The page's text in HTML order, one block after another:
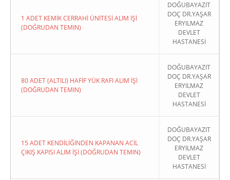
1 ADET KEMİK CERRAHİ ÜNİTESİ ALIM İŞİ
(DOĞRUDAN TEMIN)
DOĞUBAYAZIT
DOÇ DR.YAŞAR
ERYILMAZ
DEVLET
HASTANESİ
80 ADET (ALTILI) HAFİF YÜK RAFI ALIM İŞİ
(DOĞRUDAN TEMIN)
DOĞUBAYAZIT
DOÇ DR.YAŞAR
ERYILMAZ
DEVLET
HASTANESİ
15 ADET KENDİLİĞİNDEN KAPANAN ACİL
ÇIKIŞ KAPISI ALIM İŞİ (DOĞRUDAN TEMIN)
DOĞUBAYAZIT
DOÇ DR.YAŞAR
ERYILMAZ
DEVLET
HASTANESİ